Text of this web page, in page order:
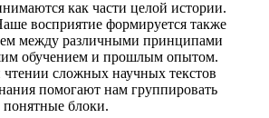
как части целой истории.
восприятие формируется также
между различными принципами
обучением и прошлым опытом.
сложных научных текстов
помогают нам группировать
блоки.